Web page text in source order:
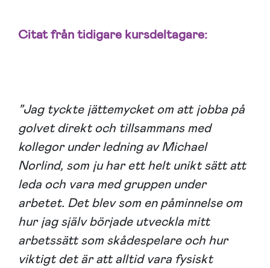
Citat från tidigare kursdeltagare:
”Jag tyckte jättemycket om att jobba på
golvet direkt och tillsammans med
kollegor under ledning av Michael
Norlind, som ju har ett helt unikt sätt att
leda och vara med gruppen under
arbetet. Det blev som en påminnelse om
hur jag själv började utveckla mitt
arbetssätt som skådespelare och hur
viktigt det är att alltid vara fysiskt